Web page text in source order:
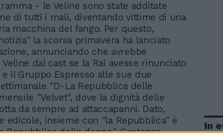
- le Veline sono state additate
di tutti i mali, diventando vittime di una
macchina del fango. Per questo,
la scorsa primavera ha lanciato
annunciando che avrebbe
dal cast se la Rai avesse rinunciato
e il Gruppo Espresso alle sue due
"D-La Repubblica delle
"Velvet", dove la dignità delle
da sempre ad attaccapanni. Dato,
edicole, insieme con "la Repubblica" è
Repubblica delle donne", Costanza
In